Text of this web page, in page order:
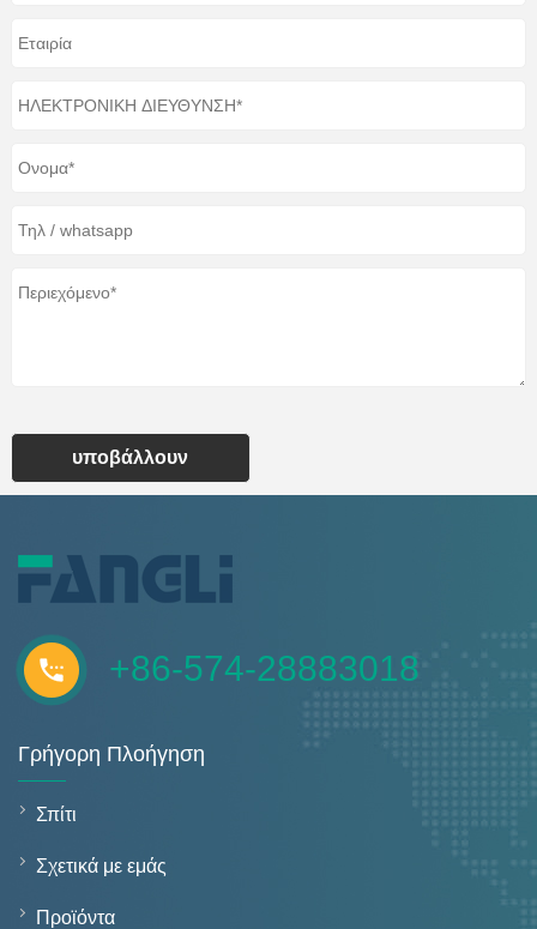
υποβάλλουν
+86-574-28883018
Γρήγορη Πλοήγηση
Σπίτι
Σχετικά με εμάς
Προϊόντα